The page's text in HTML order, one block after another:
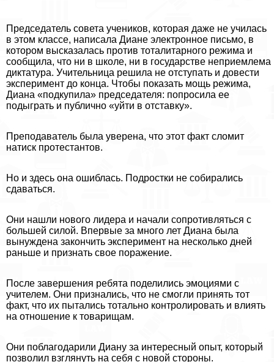
Председатель совета учеников, которая даже не училась
в этом классе, написала Диане электронное письмо, в
котором высказалась против тоталитарного режима и
сообщила, что ни в школе, ни в государстве неприемлема
диктатура. Учительница решила не отступать и довести
эксперимент до конца. Чтобы показать мощь режима,
Диана «подкупила» председателя: попросила ее
подыграть и публично «уйти в отставку».
Преподаватель была уверена, что этот факт сломит
натиск протестантов.
Но и здесь она ошиблась. Подростки не собирались
сдаваться.
Они нашли нового лидера и начали сопротивляться с
большей силой. Впервые за много лет Диана была
вынуждена закончить эксперимент на несколько дней
раньше и признать свое поражение.
После завершения ребята поделились эмоциями с
учителем. Они признались, что не смогли принять тот
факт, что их пытались тотально контролировать и влиять
на отношение к товарищам.
Они поблагодарили Диану за интересный опыт, который
позволил взглянуть на себя с новой стороны.